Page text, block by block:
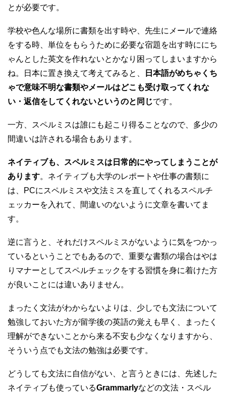
とが必要です。
学校や色んな場所に書類を出す時や、先生にメールで連絡
をする時、単位をもらうために必要な宿題を出す時ににち
ゃんとした英文を作れないとかなり困ってしまいますから
ね。日本に置き換えて考えてみると、
日本語がめちゃくち
ゃで意味不明な書類やメールはどこも受け取ってくれな
い・返信をしてくれないというのと同じです。
一方、スペルミスは誰にも起こり得ることなので、多少の
間違いは許される場合もあります。
ネイティブも、スペルミスは日常的にやってしまうことが
あります。ネイティブも大学のレポートや仕事の書類に
は、PCにスペルミスや文法ミスを直してくれるスペルチ
ェッカーを入れて、間違いのないように文章を書いてま
す。
逆に言うと、それだけスペルミスがないように気をつかっ
ているということでもあるので、重要な書類の場合はやは
りマナーとしてスペルチェックをする習慣を身に着けた方
が良いことには違いありません。
まったく文法がわからないよりは、少しでも文法について
勉強しておいた方が留学後の英語の覚えも早く、まったく
理解ができないことから来る不安も少なくなりますから、
そういう点でも文法の勉強は必要です。
どうしても文法に自信がない、と言うときには、先述した
ネイティブも使っているGrammarlyなどの文法・スペル